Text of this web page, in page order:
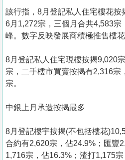
於
我
們
該行指，8月登記私人住宅樓花按
6月1,272宗，三個月合共4,583宗
峰。數字反映發展商積極推售樓
8月登記私人住宅現樓按揭9,020
宗，二手樓市買賣按揭有2,316宗
宗。
中銀上月承造按揭最多
8月登記樓宇按揭(不包括樓花
合約有2,620宗，佔24.9%；匯豐
1,716宗，佔16.3%；渣打1,175宗